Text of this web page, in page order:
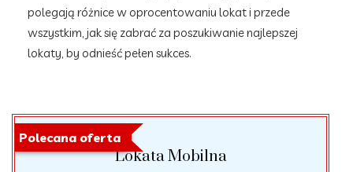
polegają różnice w oprocentowaniu lokat i przede
wszystkim, jak się zabrać za poszukiwanie najlepszej
lokaty, by odnieść pełen sukces.
Polecana oferta
Lokata Mobilna